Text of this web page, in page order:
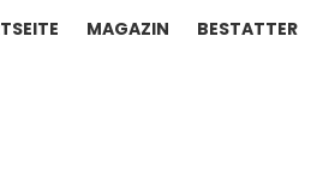
MAGAZIN BESTATTER